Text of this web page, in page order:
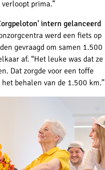
prima.”
intern gelanceerd
werd een fiets op
gevraagd om samen 1.500
af. “Het leuke was dat ze
Dat zorgde voor een toffe
behalen van de 1.500 km.”